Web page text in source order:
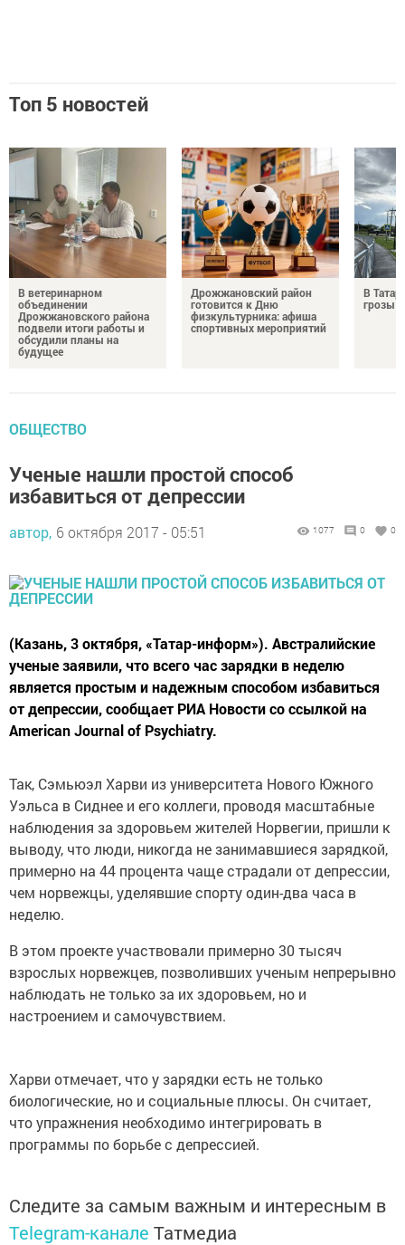
Топ 5 новостей
В ветеринарном
объединении
Дрожжановского района
подвели итоги работы и
обсудили планы на
будущее
Дрожжановский район
готовится к Дню
физкультурника: афиша
спортивных мероприятий
В
грозы
ОБЩЕСТВО
Ученые нашли простой способ
избавиться от депрессии
автор, 6 октября 2017 - 05:51 1077 0 0
(Казань, 3 октября, «Татар-информ»). Австралийские
ученые заявили, что всего час зарядки в неделю
является простым и надежным способом избавиться
от депрессии, сообщает РИА Новости со ссылкой на
American Journal of Psychiatry.
Так, Сэмьюэл Харви из университета Нового Южного
Уэльса в Сиднее и его коллеги, проводя масштабные
наблюдения за здоровьем жителей Норвегии, пришли к
выводу, что люди, никогда не занимавшиеся зарядкой,
примерно на 44 процента чаще страдали от депрессии,
чем норвежцы, уделявшие спорту один-два часа в
неделю.
В этом проекте участвовали примерно 30 тысяч
взрослых норвежцев, позволивших ученым непрерывно
наблюдать не только за их здоровьем, но и
настроением и самочувствием.
Харви отмечает, что у зарядки есть не только
биологические, но и социальные плюсы. Он считает,
что упражнения необходимо интегрировать в
программы по борьбе с депрессией.
Следите за самым важным и интересным в
Telegram-канале Татмедиа